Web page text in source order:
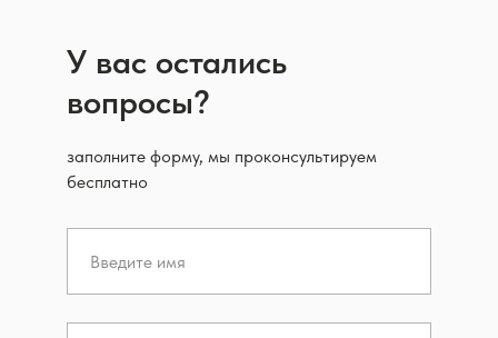
У вас остались
вопросы?
заполните форму, мы проконсультируем
бесплатно